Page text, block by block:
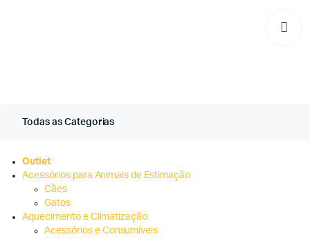
Todas as Categorias
Outlet
Acessórios para Animais de Estimação
Cães
Gatos
Aquecimento e Climatização
Acessórios e Consumíveis